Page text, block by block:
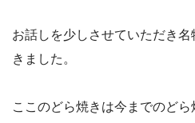
お話しを少しさせていただき
きました。
ここのどら焼きは今までのどら